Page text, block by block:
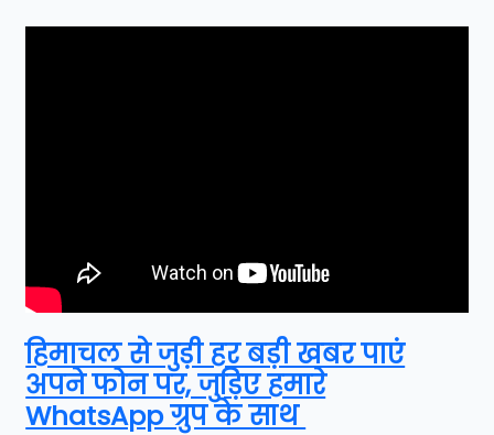
हिमाचल से जुड़ी हर बड़ी खबर पाएं
अपने फोन पर, जुड़िए हमारे
WhatsApp ग्रुप के साथ